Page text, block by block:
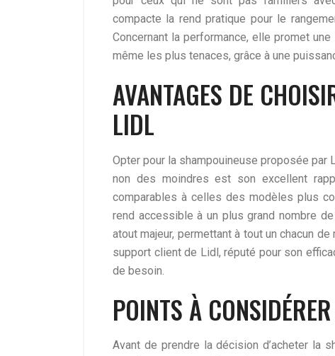
compacte la rend pratique pour le
Concernant la performance, elle promet
même les plus tenaces, grâce à une
AVANTAGES DE
LIDL
Opter pour la shampouineuse proposée
non des moindres est son excellent
comparables à celles des modèles plus
rend accessible à un plus grand nombre
atout majeur, permettant à tout un chacun
support client de Lidl, réputé pour son
de besoin.
POINTS À
Avant de prendre la décision d’acheter la